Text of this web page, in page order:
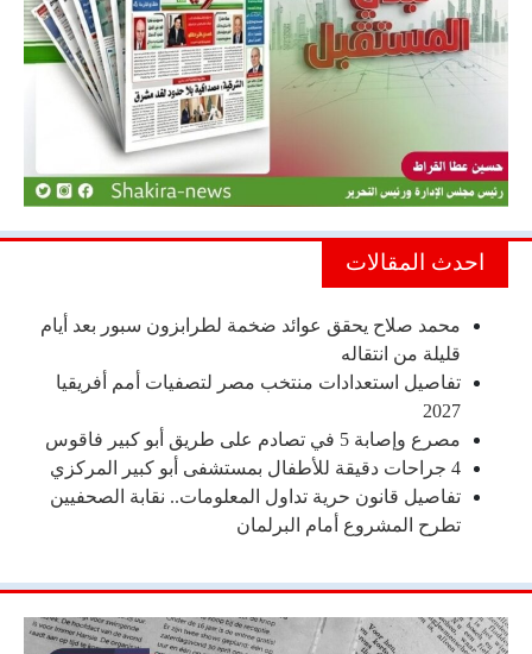
احدث المقالات
محمد صلاح يحقق عوائد ضخمة لطرابزون سبور بعد أيام
قليلة من انتقاله
تفاصيل استعدادات منتخب مصر لتصفيات أمم أفريقيا
2027
مصرع وإصابة 5 في تصادم على طريق أبو كبير فاقوس
4 جراحات دقيقة للأطفال بمستشفى أبو كبير المركزي
تفاصيل قانون حرية تداول المعلومات.. نقابة الصحفيين
تطرح المشروع أمام البرلمان